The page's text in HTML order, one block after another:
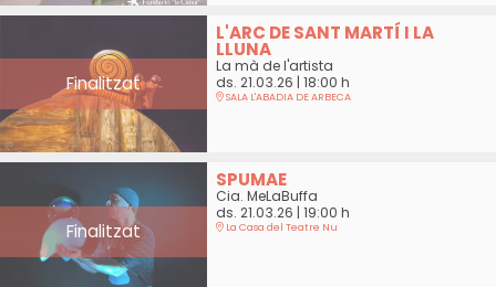
Finalitzat
L'ARC DE SANT MARTÍ I LA
LLUNA
La mà de l'artista
ds. 21.03.26 | 18:00 h
SALA L'ABADIA DE ARBECA
Finalitzat
SPUMAE
Cia. MeLaBuffa
ds. 21.03.26 | 19:00 h
La Casa del Teatre Nu